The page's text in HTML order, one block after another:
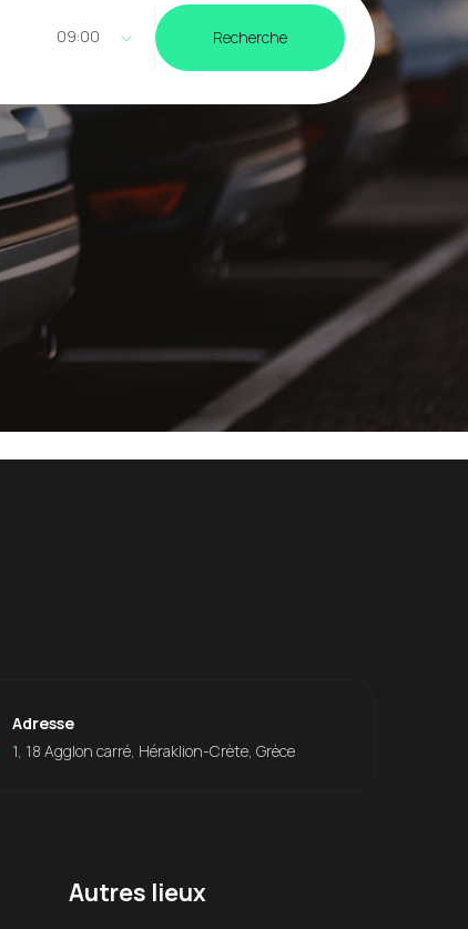
09:00 Recherche
Adresse
1, 18 Agglon carré, Héraklion-Crète, Grèce
Autres lieux